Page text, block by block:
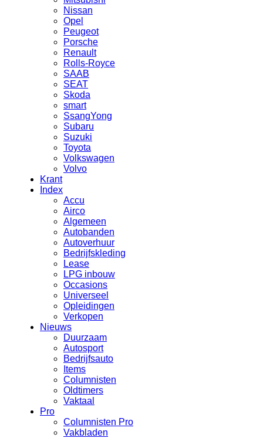
Nissan
Opel
Peugeot
Porsche
Renault
Rolls-Royce
SAAB
SEAT
Skoda
smart
SsangYong
Subaru
Suzuki
Toyota
Volkswagen
Volvo
Krant
Index
Accu
Airco
Algemeen
Autobanden
Autoverhuur
Bedrijfskleding
Lease
LPG inbouw
Occasions
Universeel
Opleidingen
Verkopen
Nieuws
Duurzaam
Autosport
Bedrijfsauto
Items
Columnisten
Oldtimers
Vaktaal
Pro
Columnisten Pro
Vakbladen